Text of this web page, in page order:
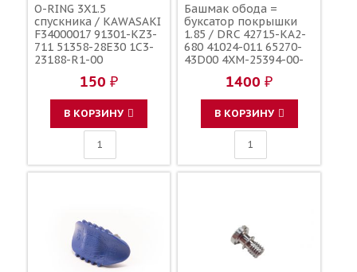
O-RING 3X1.5
спускника / KAWASAKI
F34000017 91301-KZ3-
711 51358-28E30 1C3-
23188-R1-00
150 ₽
В КОРЗИНУ
Башмак обода =
буксатор покрышки
1.85 / DRC 42715-KA2-
680 41024-011 65270-
43D00 4XM-25394-00-
1400 ₽
В КОРЗИНУ